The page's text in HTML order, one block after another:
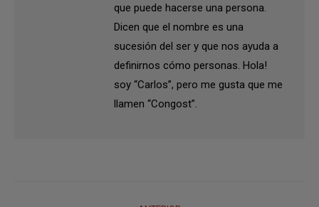
que puede hacerse una persona.
Dicen que el nombre es una
sucesión del ser y que nos ayuda a
definirnos cómo personas. Hola!
soy “Carlos”, pero me gusta que me
llamen “Congost”.